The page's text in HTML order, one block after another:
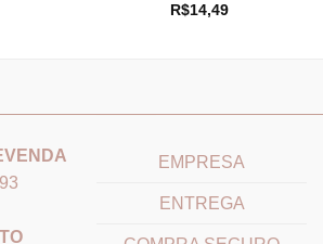
R$14,49
EMPRESA
ENTREGA